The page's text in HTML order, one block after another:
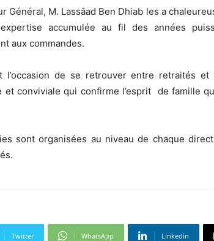
Général, M. Lassâad Ben Dhiab les a
accumulée au fil des années
aux commandes.
l’occasion de se retrouver entre retraités et
et conviviale qui confirme l’esprit de famille
sont organisées au niveau de chaque
Twitter WhatsApp Linkedin